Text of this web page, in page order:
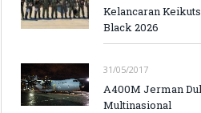
Kelancaran
Black 2026
31/05/2017
A400M Jerman
Multinasional